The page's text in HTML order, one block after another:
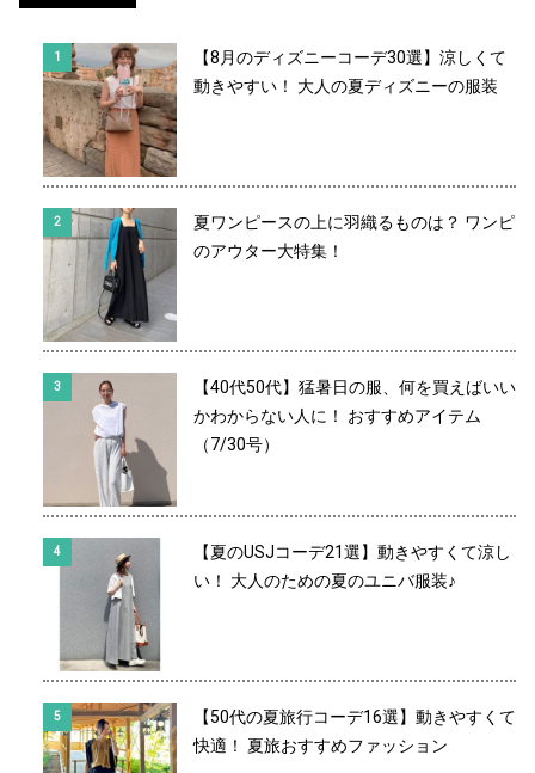
【8月のディズニーコーデ30選】涼しくて
動きやすい！ 大人の夏ディズニーの服装
夏ワンピースの上に羽織るものは？ ワンピ
のアウター大特集！
【40代50代】猛暑日の服、何を買えばいい
かわからない人に！ おすすめアイテム
（7/30号）
【夏のUSJコーデ21選】動きやすくて涼し
い！ 大人のための夏のユニバ服装♪
【50代の夏旅行コーデ16選】動きやすくて
快適！ 夏旅おすすめファッション